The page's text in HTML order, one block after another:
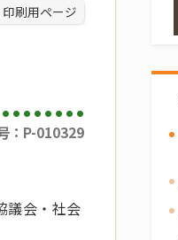
印刷用ページ
：P-010329
議会・社会